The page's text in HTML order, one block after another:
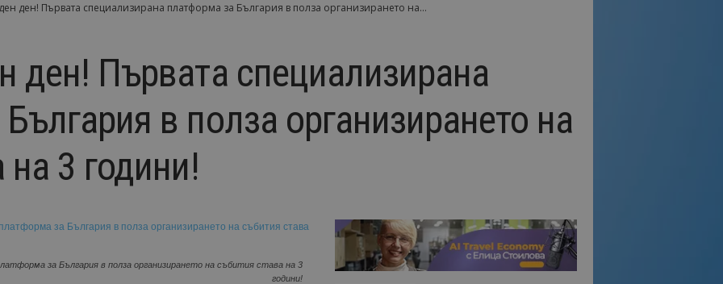
ден! Първата специализирана платформа за България в полза организирането на...
ден! Първата специализирана
в полза организирането на
на 3 години!
за България в полза организирането на събития става на 3
години!